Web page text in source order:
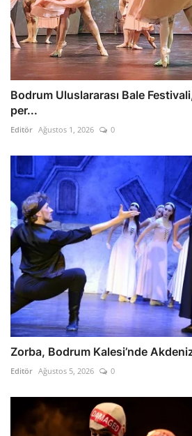
Bodrum Uluslararası Bale
per...
Editör Ağustos 1, 2026 0
Zorba, Bodrum Kalesi’nde
Editör Ağustos 5, 2026 0